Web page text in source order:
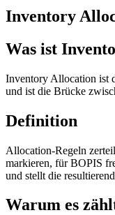
Inventory
Was ist
Inventory Allocation ist
und ist die Brücke
Definition
Allocation-Regeln
markieren, für BOPIS
und stellt die
Warum es